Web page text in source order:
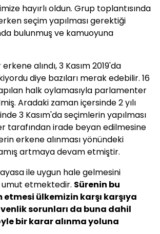
hayırlı oldun. Grup toplantısında
seçim yapılması gerektiği
bulunmuş ve kamuoyuna
alındı, 3 Kasım 2019'da
diye bazıları merak edebilir. 16
halk oylamasıyla parlamenter
Aradaki zaman içersinde 2 yılı
3 Kasım'da seçimlerin yapılması
tarafından irade beyan edilmesine
erkene alınması yönündeki
artmaya devam etmiştir.
ile uygun hale gelmesini
etmektedir. Sürenin bu
ülkemizin karşı karşıya
sorunları da buna dahil
bir karar alınma yoluna